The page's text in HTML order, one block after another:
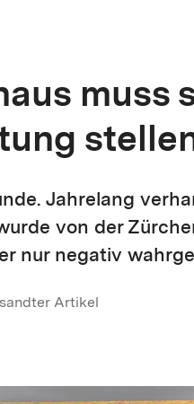
muss
Jahrelang
von der
nur negativ
Artikel